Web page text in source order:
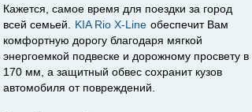
Кажется, самое время для поездки за город
всей семьей.
KIA Rio X-Line обеспечит Вам
комфортную дорогу благодаря мягкой
энергоемкой подвеске и дорожному просвету в
170 мм, а защитный обвес сохранит кузов
автомобиля от повреждений.